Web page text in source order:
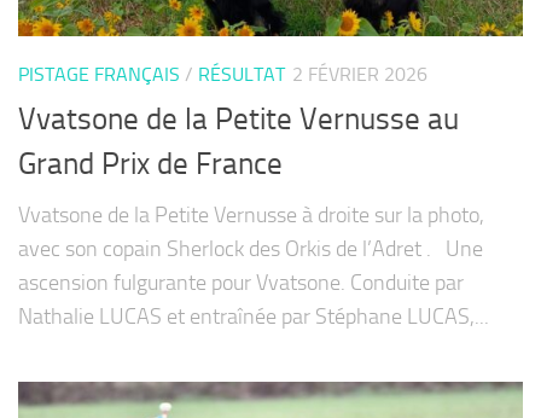
PISTAGE FRANÇAIS / RÉSULTAT 2 FÉVRIER 2026
Vvatsone de la Petite Vernusse au
Grand Prix de France
Vvatsone de la Petite Vernusse à droite sur la photo,
avec son copain Sherlock des Orkis de l’Adret . Une
ascension fulgurante pour Vvatsone. Conduite par
Nathalie LUCAS et entraînée par Stéphane LUCAS,...